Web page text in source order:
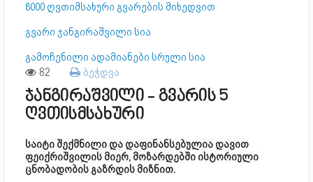
8000 ღვთიმსახური გვარების მიხედვით
გვარი ჯანგირაშვილი სია
გამოჩენილი ადამიანები სრული სია
82 ბეჭდვა
ჯანგირაშვილი - გვარის 5
ღვთისმსახური
საიტი შექმნილი და დაფინანსებულია დავით
ფეიქრიშვილის მიერ, მოზარდებში ისტორიული
ცნობადობის გაზრდის მიზნით.